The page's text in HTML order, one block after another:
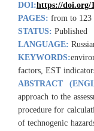
DOI:https://doi.org/
PAGES: from to 123
STATUS: Published
LANGUAGE:
KEYWORDS:
factors, EST
ABSTRACT
approach to the
procedure for
of technogenic